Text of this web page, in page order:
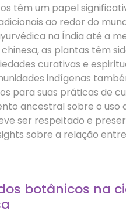
têm um papel
ao redor do
na Índia até a
as plantas têm
curativas e
indígenas
para suas práticas de
ancestral sobre o uso
ser respeitado e
sobre a relação
botânicos na